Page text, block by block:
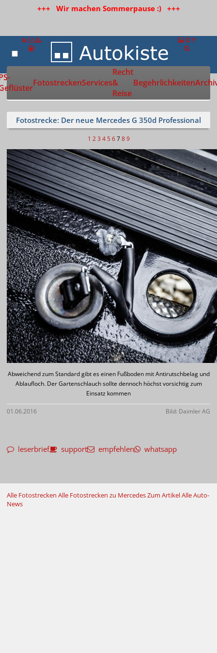
+++ Wir machen Sommerpause :) +++
Zur Startseite
FotostreckenServices
Recht
&
Reise
Begehrlichkeiten
Fotostrecke: Der neue Mercedes G 350d Professional
1 2 3 4 5 6 7 8 9
Abweichend zum Standard gibt es einen Fußboden mit Antirutschbelag und
Ablaufloch. Der Gartenschlauch sollte dennoch höchst vorsichtig zum
Einsatz kommen
01.06.2016 Bild: Daimler AG
leserbrief support empfehlen whatsapp
Alle Fotostrecken Alle Fotostrecken zu MercedesZum ArtikelAlle Auto-
News